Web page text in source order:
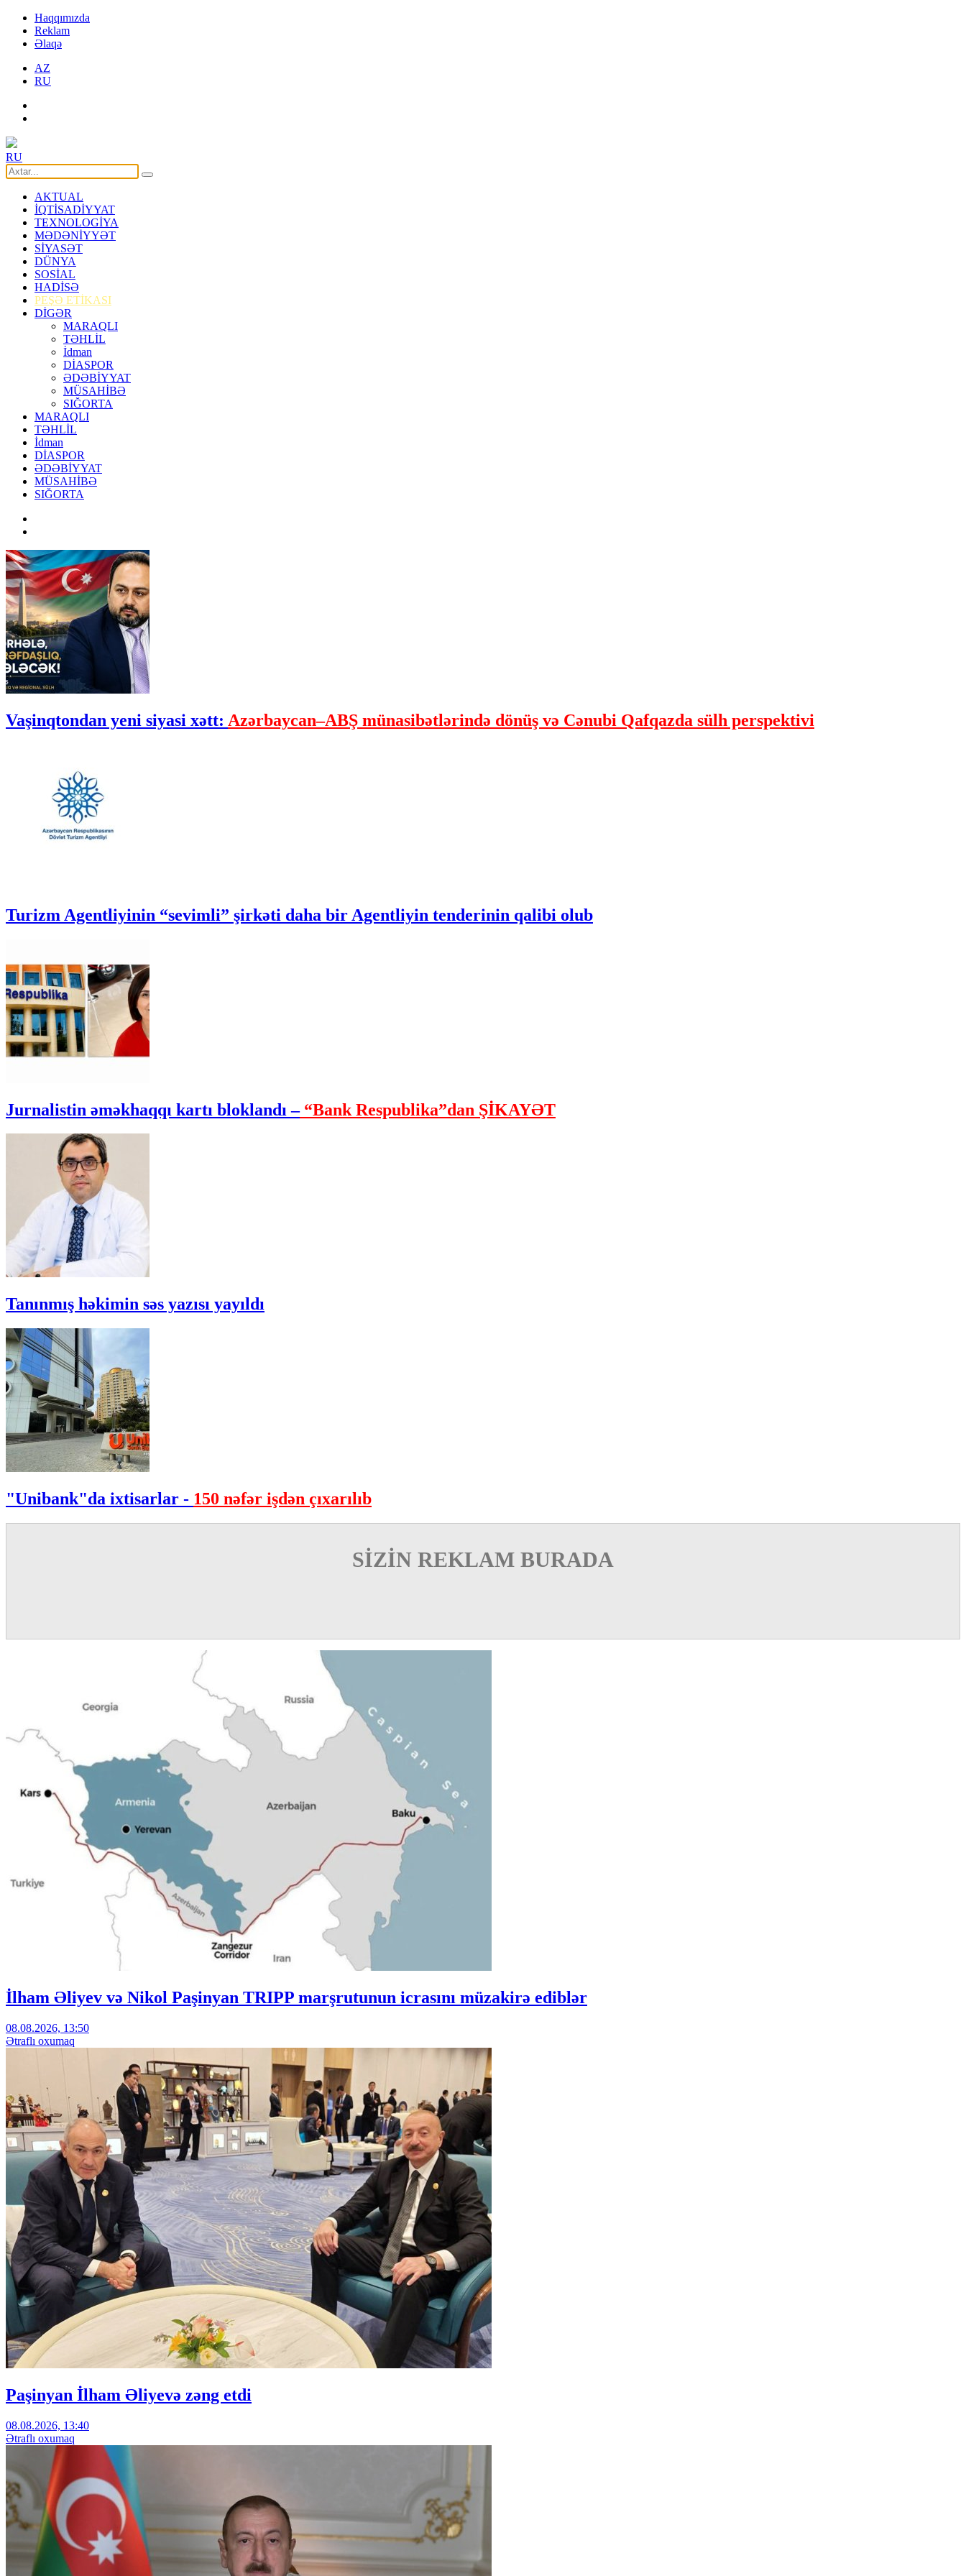
Haqqımızda
Reklam
Əlaqə
AZ
RU
RU
AKTUAL
İQTİSADİYYAT
TEXNOLOGİYA
MƏDƏNİYYƏT
SİYASƏT
DÜNYA
SOSİAL
HADİSƏ
PEŞƏ ETİKASI
DİGƏR
MARAQLI
TƏHLİL
İdman
DİASPOR
ƏDƏBİYYAT
MÜSAHİBƏ
SIĞORTA
MARAQLI
TƏHLİL
İdman
DİASPOR
ƏDƏBİYYAT
MÜSAHİBƏ
SIĞORTA
Vaşinqtondan yeni siyasi xətt: Azərbaycan–ABŞ münasibətlərində dönüş və Cənubi Qafqazda sülh perspektivi
Turizm Agentliyinin “sevimli” şirkəti daha bir Agentliyin tenderinin qalibi olub
Jurnalistin əməkhaqqı kartı bloklandı –“Bank Respublika”dan ŞİKAYƏT
Tanınmış həkimin səs yazısı yayıldı
"Unibank"da ixtisarlar - 150 nəfər işdən çıxarılıb
SİZİN REKLAM BURADA
İlham Əliyev və Nikol Paşinyan TRIPP marşrutunun icrasını müzakirə ediblər
08.08.2026, 13:50
Ətraflı oxumaq
Paşinyan İlham Əliyevə zəng etdi
08.08.2026, 13:40
Ətraflı oxumaq